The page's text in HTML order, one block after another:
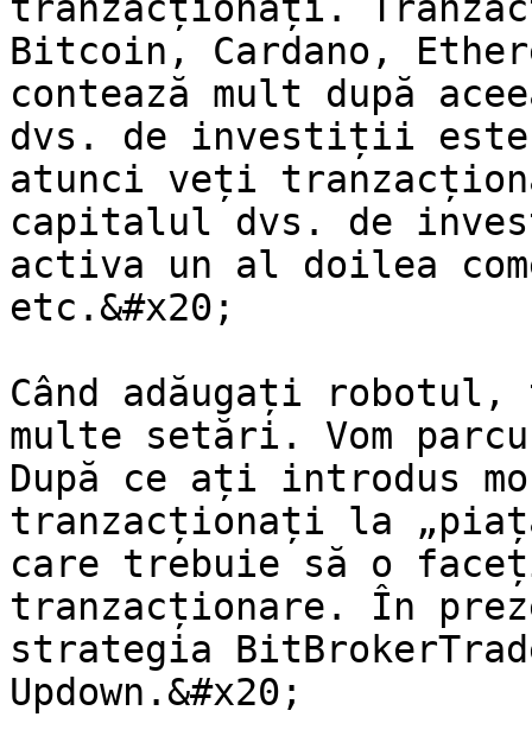
Bitcoin, Cardano,
contează mult după
dvs. de investiții este
atunci veți
capitalul dvs. de
activa un al doilea
etc.&#x20;
Când adăugați
multe setări. Vom
După ce ați introdus
tranzacționați la
care trebuie să o
tranzacționare. În
strategia
Updown.&#x20;